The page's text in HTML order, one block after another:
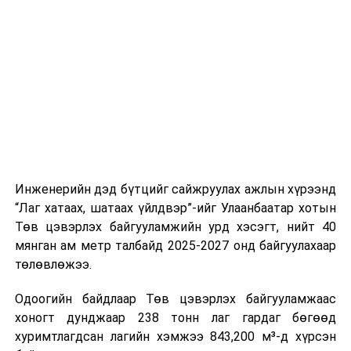
Инженерийн дэд бүтцийг сайжруулах ажлын хүрээнд
“Лаг хатаах, шатаах үйлдвэр”-ийг Улаанбаатар хотын
Төв цэвэрлэх байгууламжийн урд хэсэгт, нийт 40
мянган ам метр талбайд 2025-2027 онд байгуулахаар
төлөвлөжээ.
Одоогийн байдлаар Төв цэвэрлэх байгууламжаас
хоногт дунджаар 238 тонн лаг гардаг бөгөөд
хуримтлагдсан лагийн хэмжээ 843,200 м³-д хүрсэн